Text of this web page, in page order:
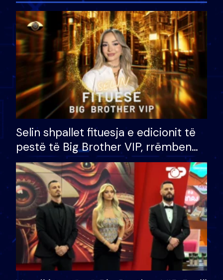
Selin shpallet fituesja e edicionit të
pestë të Big Brother VIP, rrëmben
çmimin e madh prej 100 mijë eurosh